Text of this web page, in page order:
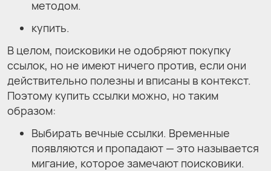
методом.
купить.
В целом, поисковики не одобряют покупку
ссылок, но не имеют ничего против, если они
действительно полезны и вписаны в контекст.
Поэтому купить ссылки можно, но таким
образом:
Выбирать вечные ссылки. Временные
появляются и пропадают — это называется
мигание, которое замечают поисковики.